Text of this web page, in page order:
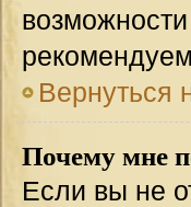
Вернуться
Почему мне
Если вы не